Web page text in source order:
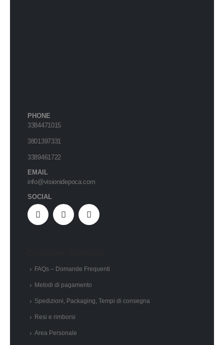
PHONE
3384471015
3801397331
3389461722
EMAIL
info@visionidepoca.com
SOCIAL
FAQs – Domande Frequenti
Metodi di pagamento
Spedizioni, Packaging, Tempi di consegna
Resi e rimborsi
Area Personale